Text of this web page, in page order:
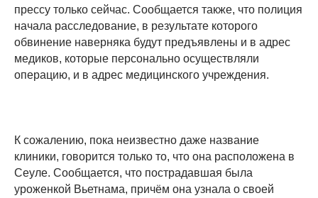
прессу только сейчас. Сообщается также, что полиция
начала расследование, в результате которого
обвинение наверняка будут предъявлены и в адрес
медиков, которые персонально осуществляли
операцию, и в адрес медицинского учреждения.
К сожалению, пока неизвестно даже название
клиники, говорится только то, что она расположена в
Сеуле. Сообщается, что пострадавшая была
уроженкой Вьетнама, причём она узнала о своей